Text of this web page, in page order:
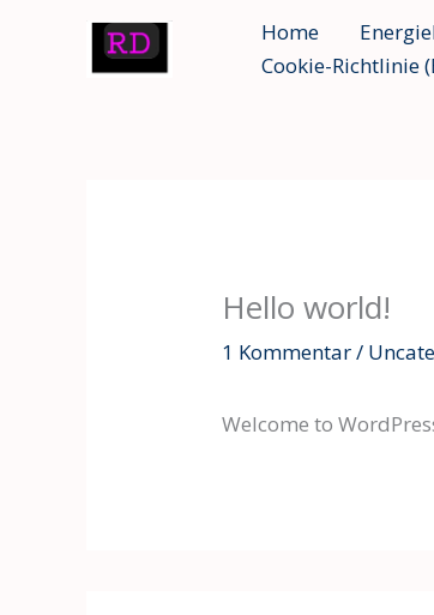
Home
Cookie-Richtlinie
Hello world!
1 Kommentar/
Welcome to